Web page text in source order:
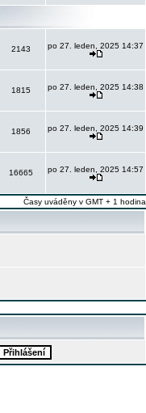
2143 po 27. leden, 2025 14:37
1815 po 27. leden, 2025 14:38
1856 po 27. leden, 2025 14:39
16665 po 27. leden, 2025 14:57
Časy uváděny v GMT + 1 hodina